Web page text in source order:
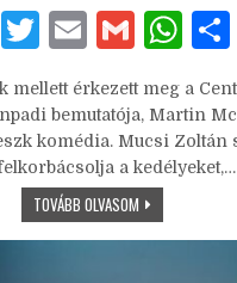
F
c
e
b
T
it
te
r
E
ai
l
G
ai
l
W
at
s
A
mellett érkezett meg a
bemutatója, Martin
komédia. Mucsi Zoltán
a kedélyeket,…
TOVÁBB OLVASOMA
KRIPLI
–